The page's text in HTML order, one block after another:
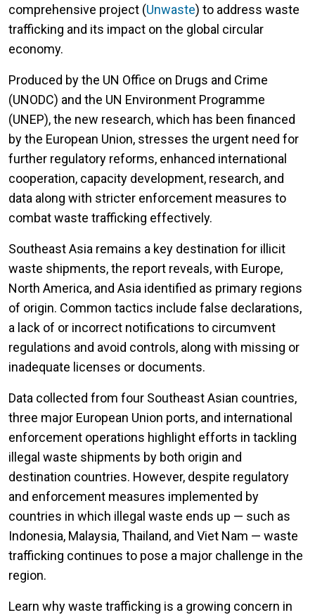
comprehensive project (Unwaste) to address waste
trafficking and its impact on the global circular
economy.
Produced by the UN Office on Drugs and Crime
(UNODC) and the UN Environment Programme
(UNEP), the new research, which has been financed
by the European Union, stresses the urgent need for
further regulatory reforms, enhanced international
cooperation, capacity development, research, and
data along with stricter enforcement measures to
combat waste trafficking effectively.
Southeast Asia remains a key destination for illicit
waste shipments, the report reveals, with Europe,
North America, and Asia identified as primary regions
of origin. Common tactics include false declarations,
a lack of or incorrect notifications to circumvent
regulations and avoid controls, along with missing or
inadequate licenses or documents.
Data collected from four Southeast Asian countries,
three major European Union ports, and international
enforcement operations highlight efforts in tackling
illegal waste shipments by both origin and
destination countries. However, despite regulatory
and enforcement measures implemented by
countries in which illegal waste ends up — such as
Indonesia, Malaysia, Thailand, and Viet Nam — waste
trafficking continues to pose a major challenge in the
region.
Learn why waste trafficking is a growing concern in